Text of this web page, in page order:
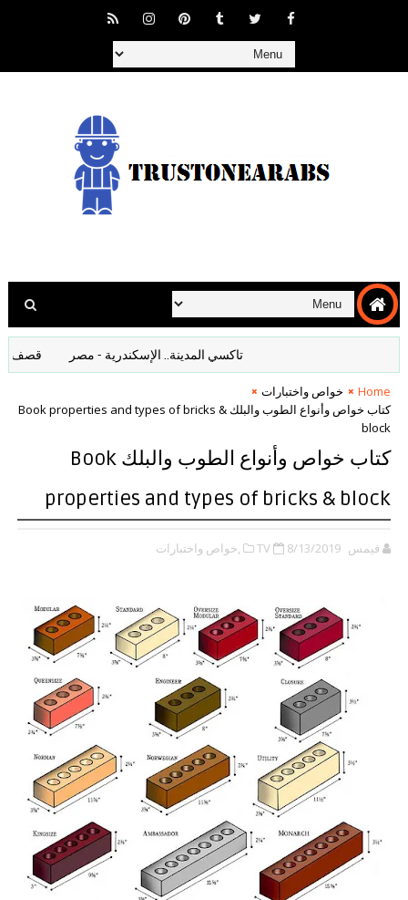
تاكسي المدينة.. الإسكندرية - مصر قصف المانيا
Home
خواص واختبارات
كتاب خواص وأنواع الطوب والبلك Book properties and types of bricks &
block
كتاب خواص وأنواع الطوب والبلك Book
properties and types of bricks & block
فيمس TV 8/13/2019 ,خواص واختبارات